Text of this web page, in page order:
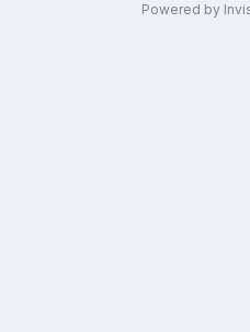
Powered by